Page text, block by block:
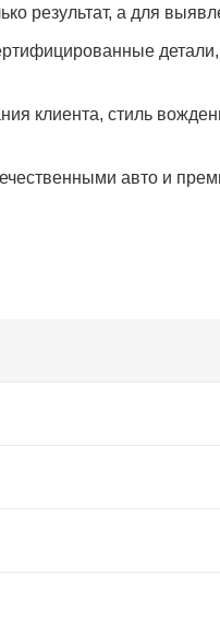
результат, а для
клиента, стиль
авто и